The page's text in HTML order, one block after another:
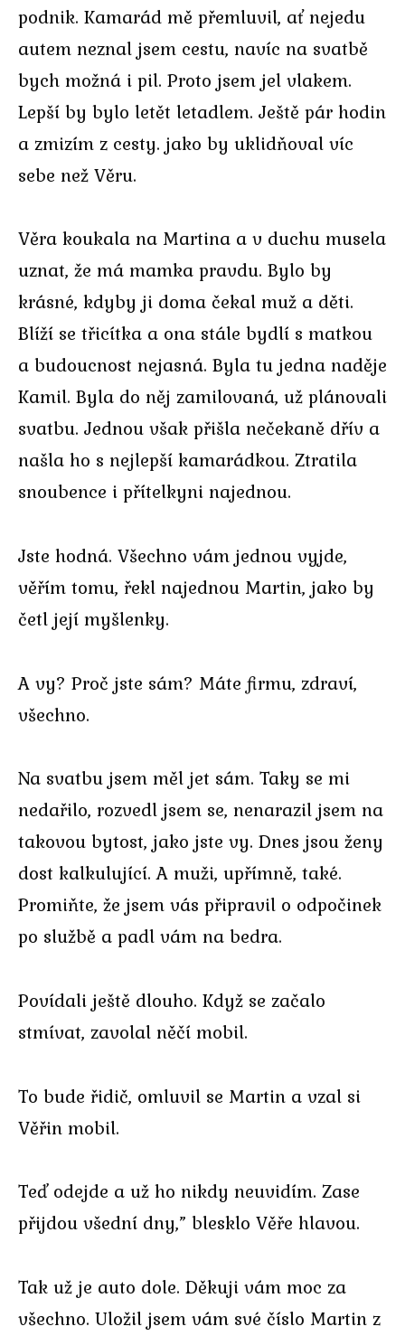
podnik. Kamarád mě přemluvil, ať nejedu
autem neznal jsem cestu, navíc na svatbě
bych možná i pil. Proto jsem jel vlakem.
Lepší by bylo letět letadlem. Ještě pár hodin
a zmizím z cesty. jako by uklidňoval víc
sebe než Věru.
Věra koukala na Martina a v duchu musela
uznat, že má mamka pravdu. Bylo by
krásné, kdyby ji doma čekal muž a děti.
Blíží se třicítka a ona stále bydlí s matkou
a budoucnost nejasná. Byla tu jedna naděje
Kamil. Byla do něj zamilovaná, už plánovali
svatbu. Jednou však přišla nečekaně dřív a
našla ho s nejlepší kamarádkou. Ztratila
snoubence i přítelkyni najednou.
Jste hodná. Všechno vám jednou vyjde,
věřím tomu, řekl najednou Martin, jako by
četl její myšlenky.
A vy? Proč jste sám? Máte firmu, zdraví,
všechno.
Na svatbu jsem měl jet sám. Taky se mi
nedařilo, rozvedl jsem se, nenarazil jsem na
takovou bytost, jako jste vy. Dnes jsou ženy
dost kalkulující. A muži, upřímně, také.
Promiňte, že jsem vás připravil o odpočinek
po službě a padl vám na bedra.
Povídali ještě dlouho. Když se začalo
stmívat, zavolal něčí mobil.
To bude řidič, omluvil se Martin a vzal si
Věřin mobil.
Teď odejde a už ho nikdy neuvidím. Zase
přijdou všední dny,” blesklo Věře hlavou.
Tak už je auto dole. Děkuji vám moc za
všechno. Uložil jsem vám své číslo Martin z